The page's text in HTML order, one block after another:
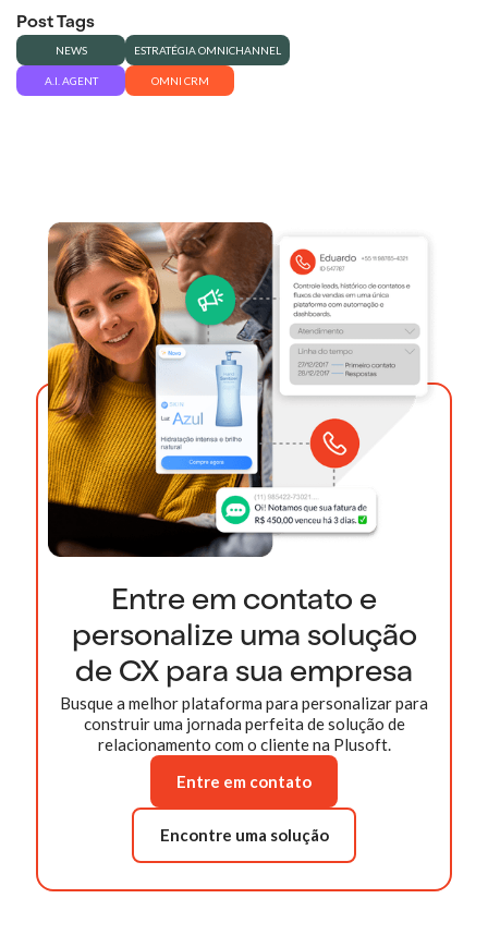
Post Tags
NEWS ESTRATÉGIA OMNICHANNEL
A.I. AGENT OMNI CRM
Entre em contato e
personalize uma solução
de CX para sua empresa
Busque a melhor plataforma para personalizar para
construir uma jornada perfeita de solução de
relacionamento com o cliente na Plusoft.
Entre em contato
Encontre uma solução